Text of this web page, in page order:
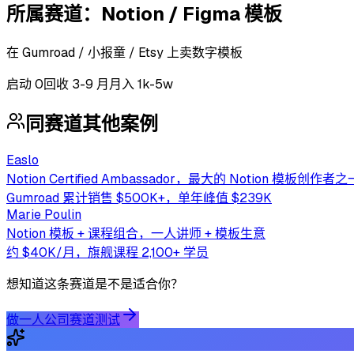
所属赛道： Notion / Figma 模板
在 Gumroad / 小报童 / Etsy 上卖数字模板
启动0回收 3-9 月 月入 1k-5w
同赛道其他案例
Easlo
Notion Certified Ambassador，最大的 Notion 模板创作者之
Gumroad 累计销售 $500K+，单年峰值 $239K
Marie Poulin
Notion 模板 + 课程组合，一人讲师 + 模板生意
约 $40K/月，旗舰课程 2,100+ 学员
想知道这条赛道是不是适合你？
做一人公司赛道测试